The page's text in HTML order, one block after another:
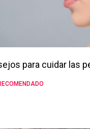
para cuidar las